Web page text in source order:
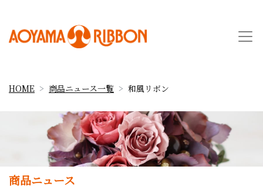
HOME 商品ニュース一覧 和風リボン
商品ニュース